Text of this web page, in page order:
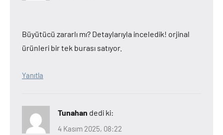
Büyütücü zararlı mı? Detaylarıyla inceledik! orjinal
ürünleri bir tek burası satıyor.
Yanıtla
Tunahan dedi ki:
4 Kasım 2025, 08:22